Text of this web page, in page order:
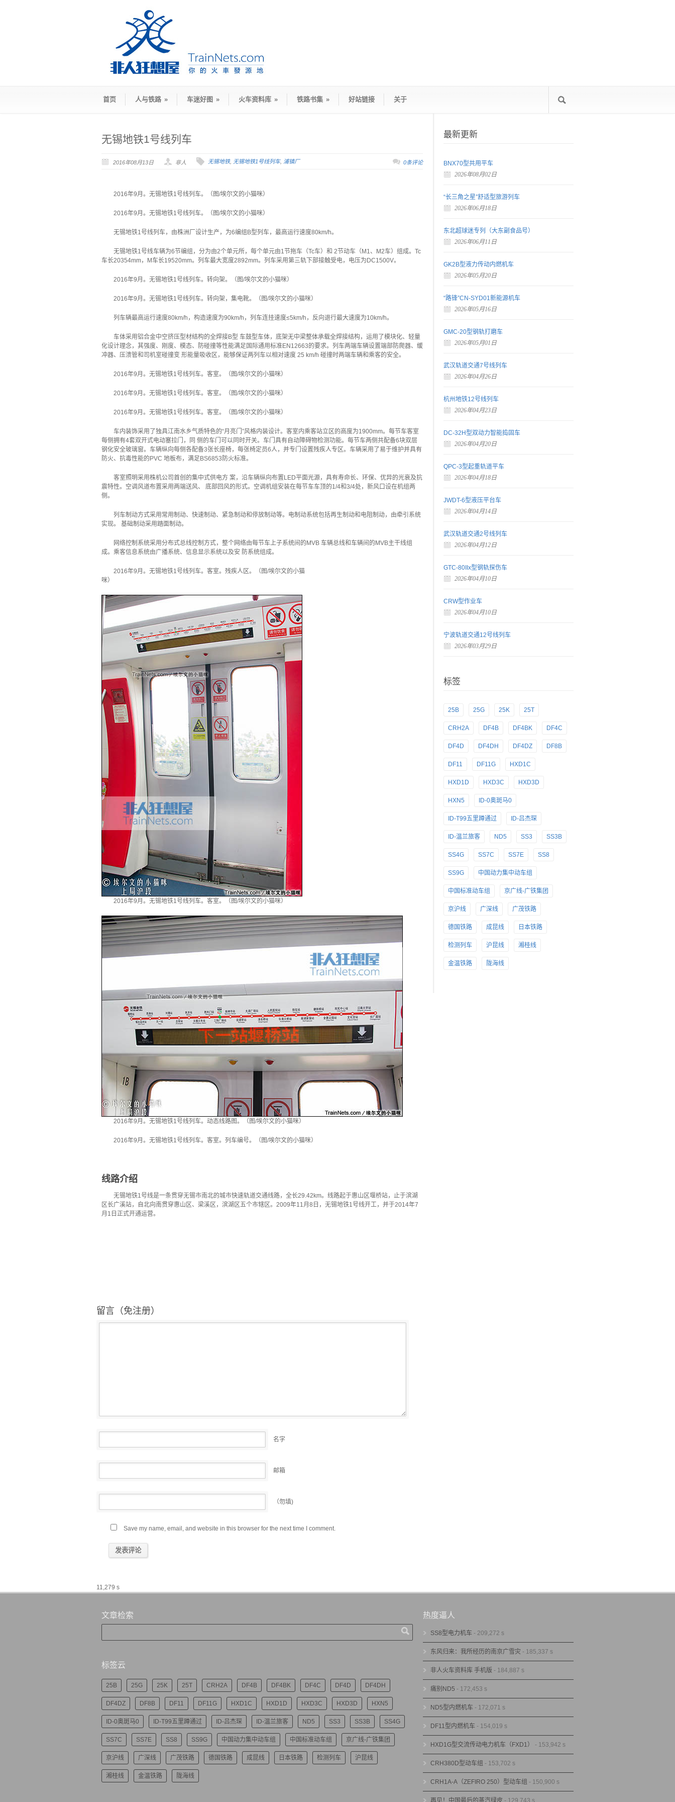
首页 人与铁路 » 车迷好图 » 火车资料库 » 铁路书集 » 好站链接 关于
无锡地铁1号线列车
2016年08月13日 非人 无锡地铁, 无锡地铁1号线列车, 浦镇厂 0条评论
2016年9月。无锡地铁1号线列车。（图/埃尔文的小猫咪）
2016年9月。无锡地铁1号线列车。（图/埃尔文的小猫咪）
无锡地铁1号线列车，由株洲厂设计生产，为6编组B型列车，最高运行速度80km/h。
无锡地铁1号线车辆为6节编组，分为由2个单元所，每个单元由1节拖车（Tc车）和 2节动车（M1、M2车）组成。Tc
车长20354mm，M车长19520mm。列车最大宽度2892mm。列车采用第三轨下部接触受电，电压为DC1500V。
2016年9月。无锡地铁1号线列车。转向架。（图/埃尔文的小猫咪）
2016年9月。无锡地铁1号线列车。转向架，集电靴。（图/埃尔文的小猫咪）
列车辆最高运行速度80km/h，构造速度为90km/h，列车连挂速度≤5km/h，反向退行最大速度为10km/h。
车体采用铝合金中空挤压型材结构的全焊接B型 车鼓型车体，底架无中梁整体承载全焊接结构，运用了模块化、轻量
化设计理念，其强度、刚度、模态、防碰撞等性能满足国际通用标准EN12663的要求。列车两端车辆设置端部防爬器、缓
冲器、压溃管和司机室碰撞变 形能量吸收区，能够保证两列车以相对速度 25 km/h 碰撞时两端车辆和乘客的安全。
2016年9月。无锡地铁1号线列车。客室。（图/埃尔文的小猫咪）
2016年9月。无锡地铁1号线列车。客室。（图/埃尔文的小猫咪）
2016年9月。无锡地铁1号线列车。客室。（图/埃尔文的小猫咪）
车内装饰采用了独具江南水乡气质特色的“月亮门”风格内装设计。客室内乘客站立区的高度为1900mm。每节车客室
每侧拥有4套双开式电动塞拉门，同 侧的车门可以同时开关。车门具有自动障碍物检测功能。每节车两侧共配备6块双层
钢化安全玻璃窗。车辆纵向每侧各配备3张长座椅，每张椅定员6人，并专门设置残疾人专区。车辆采用了易于维护并具有
防火、抗毒性能的PVC 地板布，满足BS6853防火标准。
客室照明采用株机公司首创的集中式供电方 案，沿车辆纵向布置LED平面光源，具有寿命长、环保、优异的光衰及抗
震特性。空调风道布置采用两端送风、 底部回风的形式。空调机组安装在每节车车顶的1/4和3/4处，新风口设在机组两
侧。
列车制动方式采用常用制动、快速制动、紧急制动和停放制动等。电制动系统包括再生制动和电阻制动，由牵引系统
实现。 基础制动采用踏面制动。
网络控制系统采用分布式总线控制方式，整个网络由每节车上子系统间的MVB 车辆总线和车辆间的MVB主干线组
成。乘客信息系统由广播系统、信息显示系统以及安 防系统组成。
2016年9月。无锡地铁1号线列车。客室。残疾人区。（图/埃尔文的小猫
咪）
2016年9月。无锡地铁1号线列车。客室。（图/埃尔文的小猫咪）
2016年9月。无锡地铁1号线列车。动态线路图。（图/埃尔文的小猫咪）
2016年9月。无锡地铁1号线列车。客室。列车编号。（图/埃尔文的小猫咪）
线路介绍
无锡地铁1号线是一条贯穿无锡市南北的城市快速轨道交通线路，全长29.42km。线路起于惠山区堰桥站，止于滨湖
区长广溪站，自北向南贯穿惠山区、梁溪区，滨湖区五个市辖区。2009年11月8日，无锡地铁1号线开工，并于2014年7
月1日正式开通运营。
留言（免注册）
名字
邮箱
（勿填)
Save my name, email, and website in this browser for the next time I comment.
最新更新
BNX70型共用平车
2026年08月02日
“长三角之星”舒适型旅游列车
2026年06月18日
东北超球迷专列（大东副食品号）
2026年06月11日
GK2B型液力传动内燃机车
2026年05月20日
“路锋”CN-SYD01新能源机车
2026年05月16日
GMC-20型钢轨打磨车
2026年05月01日
武汉轨道交通7号线列车
2026年04月26日
杭州地铁12号线列车
2026年04月23日
DC-32H型双动力智能捣固车
2026年04月20日
QPC-3型起重轨道平车
2026年04月18日
JWDT-6型液压平台车
2026年04月14日
武汉轨道交通2号线列车
2026年04月12日
GTC-80IIx型钢轨探伤车
2026年04月10日
CRW型作业车
2026年04月10日
宁波轨道交通12号线列车
2026年03月29日
标签
25B 25G 25K 25T
CRH2A DF4B DF4BK DF4C
DF4D DF4DH DF4DZ DF8B
DF11 DF11G HXD1C
HXD1D HXD3C HXD3D
HXN5 ID-0奥斑马0
ID-T99五里蹲通过 ID-吕杰琛
ID-温兰旅客 ND5 SS3 SS3B
SS4G SS7C SS7E SS8
SS9G 中国动力集中动车组
中国标准动车组 京广线-广铁集团
京沪线 广深线 广茂铁路
德国铁路 成昆线 日本铁路
检测列车 沪昆线 湘桂线
金温铁路 陇海线
11,279 s
文章检索
标签云
25B 25G 25K 25T CRH2A DF4B DF4BK DF4C DF4D DF4DH
DF4DZ DF8B DF11 DF11G HXD1C HXD1D HXD3C HXD3D HXN5
ID-0奥斑马0 ID-T99五里蹲通过 ID-吕杰琛 ID-温兰旅客 ND5 SS3 SS3B SS4G
SS7C SS7E SS8 SS9G 中国动力集中动车组 中国标准动车组 京广线-广铁集团
京沪线 广深线 广茂铁路 德国铁路 成昆线 日本铁路 检测列车 沪昆线
湘桂线 金温铁路 陇海线
热度逼人
SS8型电力机车 - 209,272 s
东风归来：我所经历的南京广雪灾 - 185,337 s
非人火车资料库 手机版 - 184,887 s
痛别ND5 - 172,453 s
ND5型内燃机车 - 172,071 s
DF11型内燃机车 - 154,019 s
HXD1G型交流传动电力机车（FXD1） - 153,942 s
CRH380D型动车组 - 153,702 s
CRH1A-A（ZEFIRO 250）型动车组 - 150,900 s
再见！中国最后的蒸汽绿皮 - 129,743 s